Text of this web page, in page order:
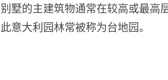
墅的主建筑物通常在较高或最高
意大利园林常被称为台地园。